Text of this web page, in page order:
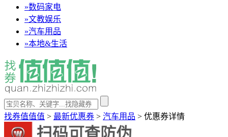
»数码家电
»文教娱乐
»汽车用品
»本地&生活
找券值值值 > 最新优惠券 > 汽车用品 > 优惠券详情